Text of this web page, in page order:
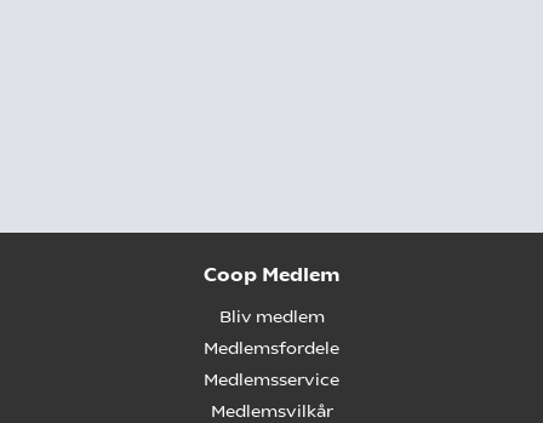
Coop Medlem
Bliv medlem
Medlemsfordele
Medlemsservice
Medlemsvilkår